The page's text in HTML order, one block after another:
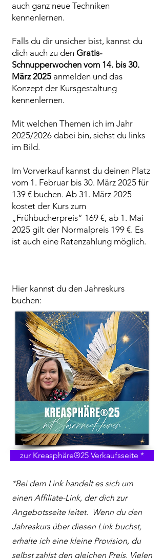
auch ganz neue Techniken
kennenlernen.
Falls du dir unsicher bist, kannst du
dich auch zu den Gratis-
Schnupperwochen vom 14. bis 30.
März 2025 anmelden und das
Konzept der Kursgestaltung
kennenlernen.
Mit welchen Themen ich im Jahr
2025/2026 dabei bin, siehst du links
im Bild.
Im Vorverkauf kannst du deinen Platz
vom 1. Februar bis 30. März 2025 für
139 € buchen. Ab 31. März 2025
kostet der Kurs zum
„Frühbucherpreis“ 169 €, ab 1. Mai
2025 gilt der Normalpreis 199 €. Es
ist auch eine Ratenzahlung möglich.
Hier kannst du den Jahreskurs
buchen:
zur Kreasphäre®25 Verkaufsseite *
*Bei dem Link handelt es sich um
einen Affiliate-Link, der dich zur
Angebotsseite leitet.
Wenn du den
Jahreskurs über diesen Link buchst,
erhalte ich eine kleine Provision, du
selbst zahlst den gleichen Preis. Vielen